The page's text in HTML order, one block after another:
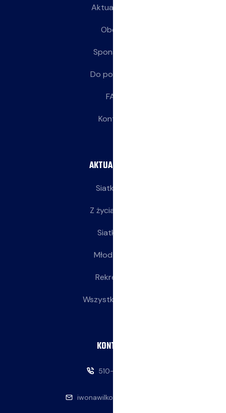
Aktualności
Obozy
Sponsorzy
Do pobrania
FAQ
Kontakt
AKTUALNOŚCI
Siatkarze
Z życia klubu
Siatkarki
Młodziczki
Rekreacja
Wszystkie wpisy
KONTAKT
510-146-069
iwonawilkowska@interia.pl